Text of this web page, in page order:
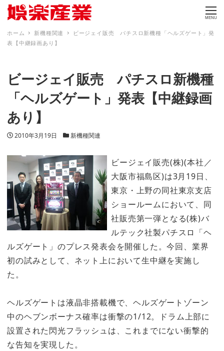
MENU
ホーム 新機種関連
ビージェイ販売 パチスロ新機種「ヘルズゲート」発
表【中継録画あり】
ビージェイ販売 パチスロ新機種
「ヘルズゲート」発表【中継録画
あり】
投稿日
2010年3月19日 カテゴリー
新機種関連
ビージェイ販売(株)(本社／
大阪市福島区)は3月19日、
東京・上野の同社東京支店
ショールームにおいて、同
社販売第一弾となる(株)バ
ルテック社製パチスロ「ヘ
ルズゲート」のプレス発表会を開催した。今回、業界
初の試みとして、ネット上において生中継を実施し
た。
ヘルズゲートは液晶非搭載機で、ヘルズゲートゾーン
中のヘブンボーナス確率は衝撃の1/12。ドラム上部に
設置された閃光フラッシュは、これまでにない衝撃的
な告知を実現した。